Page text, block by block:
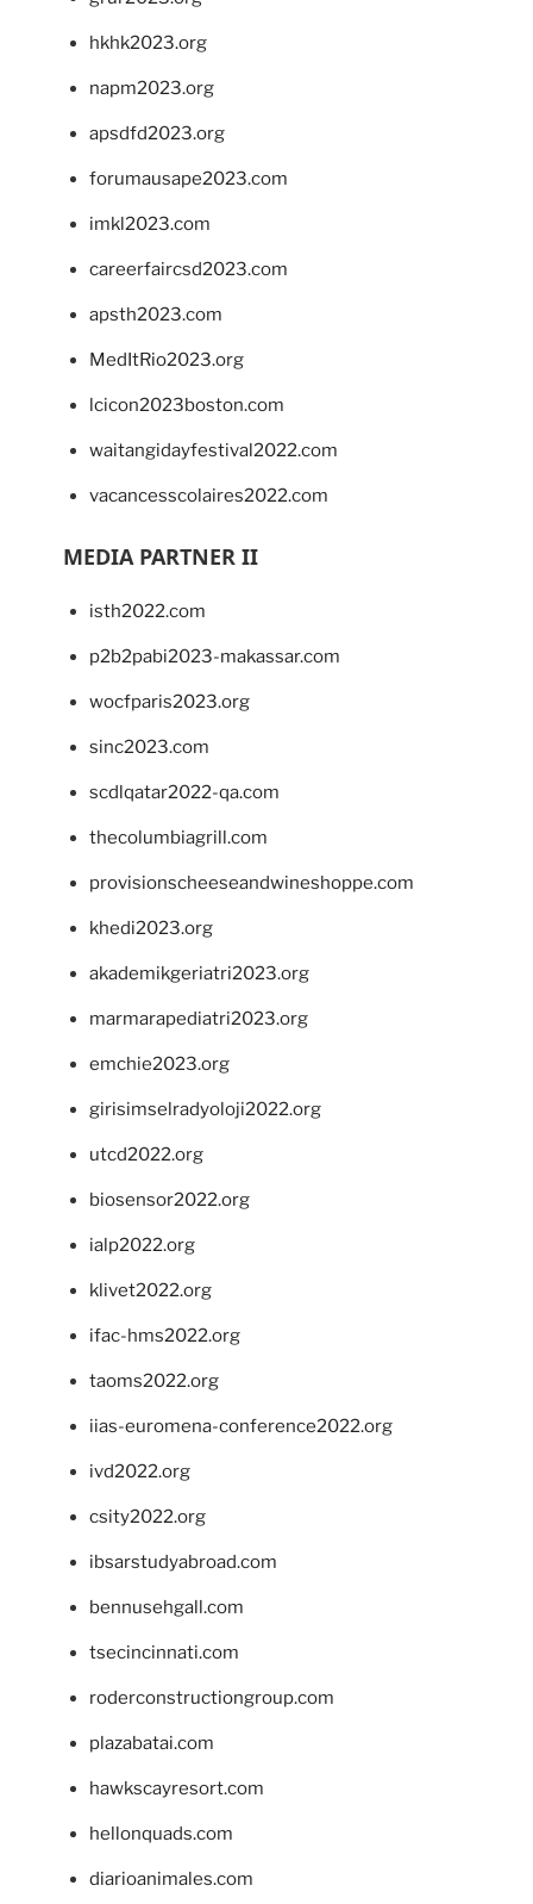
hkhk2023.org
napm2023.org
apsdfd2023.org
forumausape2023.com
imkl2023.com
careerfaircsd2023.com
apsth2023.com
MedItRio2023.org
lcicon2023boston.com
waitangidayfestival2022.com
vacancesscolaires2022.com
MEDIA PARTNER II
isth2022.com
p2b2pabi2023-makassar.com
wocfparis2023.org
sinc2023.com
scdlqatar2022-qa.com
thecolumbiagrill.com
provisionscheeseandwineshoppe.com
khedi2023.org
akademikgeriatri2023.org
marmarapediatri2023.org
emchie2023.org
girisimselradyoloji2022.org
utcd2022.org
biosensor2022.org
ialp2022.org
klivet2022.org
ifac-hms2022.org
taoms2022.org
iias-euromena-conference2022.org
ivd2022.org
csity2022.org
ibsarstudyabroad.com
bennusehgall.com
tsecincinnati.com
roderconstructiongroup.com
plazabatai.com
hawkscayresort.com
hellonquads.com
diarioanimales.com